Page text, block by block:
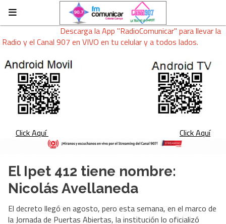
Descarga la App "RadioComunicar" para llevar la
Radio y el Canal 907 en VIVO en tu celular y a todos lados.
Click Aquí Click Aquí
El Ipet 412 tiene nombre:
Nicolás Avellaneda
El decreto llegó en agosto, pero esta semana, en el marco de
la Jornada de Puertas Abiertas, la institución lo oficializó